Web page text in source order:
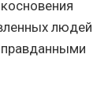
людей